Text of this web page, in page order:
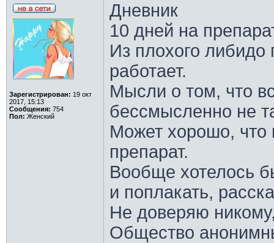
Зарегистрирован: 19 окт
2017, 15:13
Сообщения: 754
Пол: Женский
Дневник
10 дней на
Из плохого либидо
работает.
Мысли о том, что
бессмысленно не
Может хорошо, что
препарат.
Вообще хотелось
и поплакать,
Не доверяю
Общество